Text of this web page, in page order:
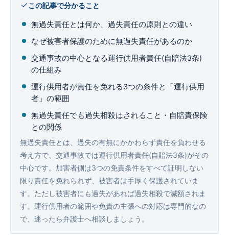
この記事で分かること
無過失責任とは何か、過失責任の原則との違い
なぜ被害者保護のために無過失責任があるのか
交通事故の中心となる運行供用者責任(自賠法3条)
の仕組み
運行供用者が責任を免れる3つの条件と「運行供用
者」の範囲
無過失責任でも過失相殺はされること・自賠責保険
との関係
無過失責任とは、過失の有無にかかわらず責任を負わせる
考え方で、交通事故では運行供用者責任(自賠法3条)がその
中心です。加害者側は3つの免責条件をすべて証明しない
限り責任を免れられず、被害者は手厚く保護されていま
す。ただし被害者にも過失があれば過失相殺で減額されま
す。運行供用者の範囲や免責の主張への対応は専門的なの
で、迷ったら弁護士へ相談しましょう。